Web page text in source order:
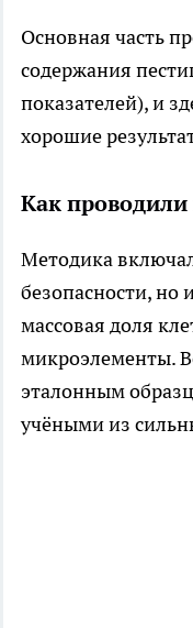
Основная часть
содержания
показателей), и
хорошие
Как проводили
Методика
безопасности, но
массовая доля
микроэлементы.
эталонным
учёными из